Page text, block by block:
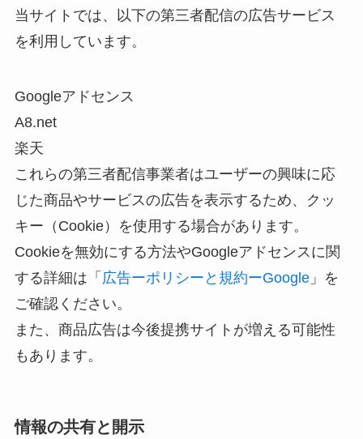
当サイトでは、以下の第三者配信の広告サービス
を利用しています。
Googleアドセンス
A8.net
楽天
これらの第三者配信事業者はユーザーの興味に応
じた商品やサービスの広告を表示するため、クッ
キー（Cookie）を使用する場合があります。
Cookieを無効にする方法やGoogleアドセンスに関
する詳細は「 広告ーポリシーと規約ーGoogle」を
ご確認ください。
また、商品広告は今後提携サイトが増える可能性
もあります。
情報の共有と開示